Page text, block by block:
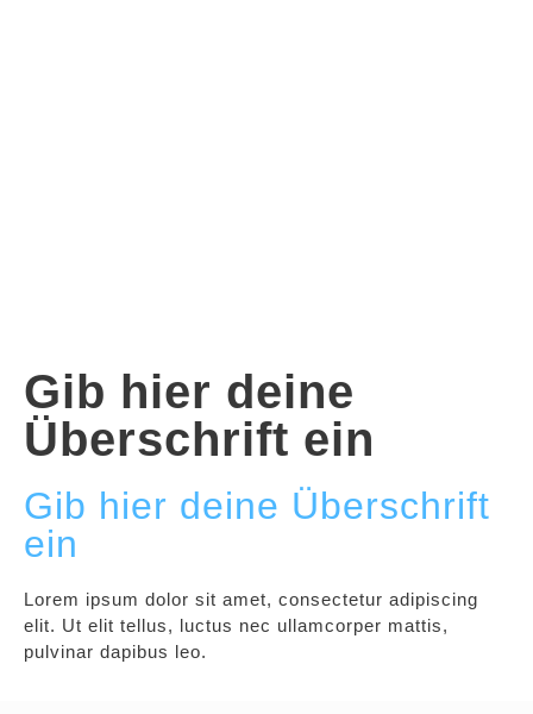
Gib hier deine
Überschrift ein
Gib hier deine Überschrift
ein
Lorem ipsum dolor sit amet, consectetur adipiscing
elit. Ut elit tellus, luctus nec ullamcorper mattis,
pulvinar dapibus leo.